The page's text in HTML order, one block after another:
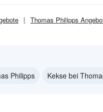
Thomas Philipps
Philipps
Kekse bei